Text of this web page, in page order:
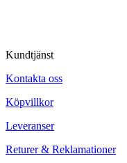
Kundtjänst
Kontakta oss
Köpvillkor
Leveranser
Returer & Reklamationer